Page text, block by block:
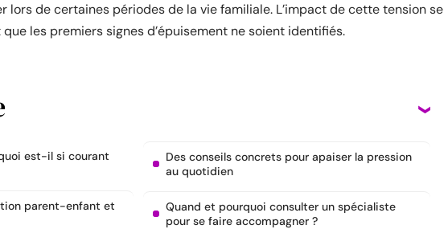
lors de certaines périodes de la vie familiale. L’impact de cette tension se
les premiers signes d’épuisement ne soient identifiés.
parent-enfant et
Des conseils concrets pour apaiser la pression
au quotidien
Quand et pourquoi consulter un spécialiste
pour se faire accompagner ?